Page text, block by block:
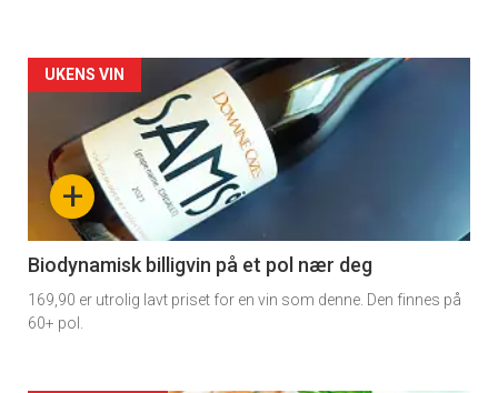
Forsiden
akkurat
nå
4
+
UKENS VIN
Biodynamisk billigvin på et pol nær deg
169,90 er utrolig lavt priset for en vin som denne. Den finnes på
60+ pol.